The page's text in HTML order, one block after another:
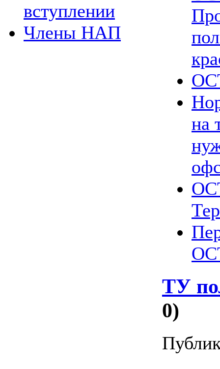
вступлении
Члены НАП
на
ТУ
0)